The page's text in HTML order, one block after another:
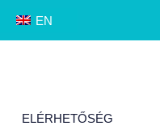
EN
ELÉRHETŐSÉG